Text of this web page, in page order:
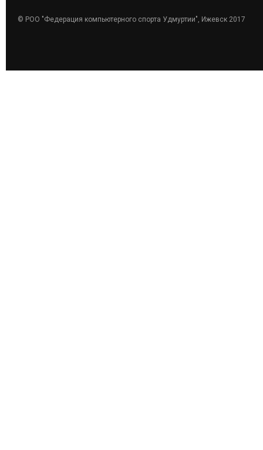
© РОО "Федерация компьютерного спорта Удмуртии", Ижевск 2017